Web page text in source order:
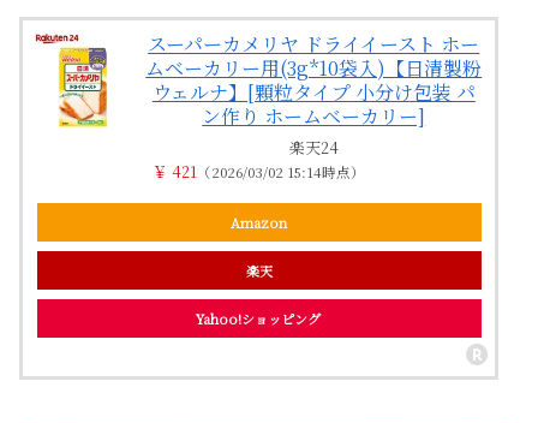
スーパーカメリヤ ドライイースト ホー
ムベーカリー用(3g*10袋入)【日清製粉
ウェルナ】[顆粒タイプ 小分け包装 パ
ン作り ホームベーカリー]
楽天24
￥ 421 （2026/03/02 15:14時点）
Amazon
楽天
Yahoo!ショッピング